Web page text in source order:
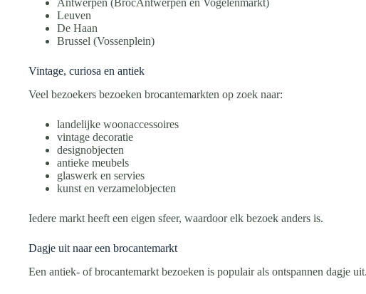
Antwerpen (BrocAntwerpen en Vogelenmarkt)
Leuven
De Haan
Brussel (Vossenplein)
Vintage, curiosa en antiek
Veel bezoekers bezoeken brocantemarkten op zoek naar:
landelijke woonaccessoires
vintage decoratie
designobjecten
antieke meubels
glaswerk en servies
kunst en verzamelobjecten
Iedere markt heeft een eigen sfeer, waardoor elk bezoek anders is.
Dagje uit naar een brocantemarkt
Een antiek- of brocantemarkt bezoeken is populair als ontspannen dagje